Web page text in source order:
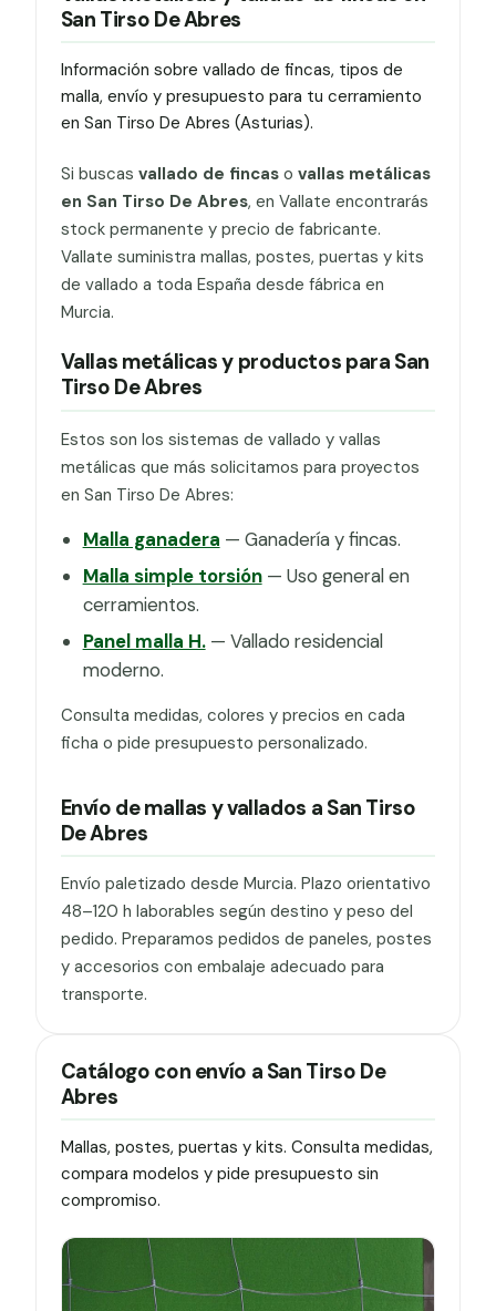
San Tirso De Abres
Información sobre vallado de fincas, tipos de
malla, envío y presupuesto para tu cerramiento
en San Tirso De Abres (Asturias).
Si buscas vallado de fincaso vallas metálicas
en San Tirso De Abres, en Vallate encontrarás
stock permanente y precio de fabricante.
Vallate suministra mallas, postes, puertas y kits
de vallado a toda España desde fábrica en
Murcia.
Vallas metálicas y productos para San
Tirso De Abres
Estos son los sistemas de vallado y vallas
metálicas que más solicitamos para proyectos
en San Tirso De Abres:
Malla ganadera — Ganadería y fincas.
Malla simple torsión— Uso general en
cerramientos.
Panel malla H.— Vallado residencial
moderno.
Consulta medidas, colores y precios en cada
ficha o pide presupuesto personalizado.
Envío de mallas y vallados a San Tirso
De Abres
Envío paletizado desde Murcia. Plazo orientativo
48–120 h laborables según destino y peso del
pedido. Preparamos pedidos de paneles, postes
y accesorios con embalaje adecuado para
transporte.
Catálogo con envío a San Tirso De
Abres
Mallas, postes, puertas y kits. Consulta medidas,
compara modelos y pide presupuesto sin
compromiso.